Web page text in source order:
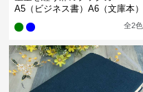
A5（ビジネス書）A6（文庫本）
全2色